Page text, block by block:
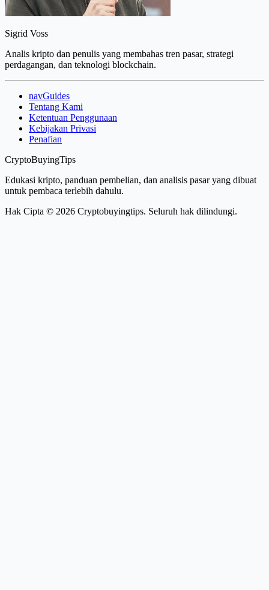
Sigrid Voss
Analis kripto dan penulis yang membahas tren pasar, strategi
perdagangan, dan teknologi blockchain.
navGuides
Tentang Kami
Ketentuan Penggunaan
Kebijakan Privasi
Penafian
CryptoBuyingTips
Edukasi kripto, panduan pembelian, dan analisis pasar yang dibuat
untuk pembaca terlebih dahulu.
Hak Cipta © 2026 Cryptobuyingtips. Seluruh hak dilindungi.